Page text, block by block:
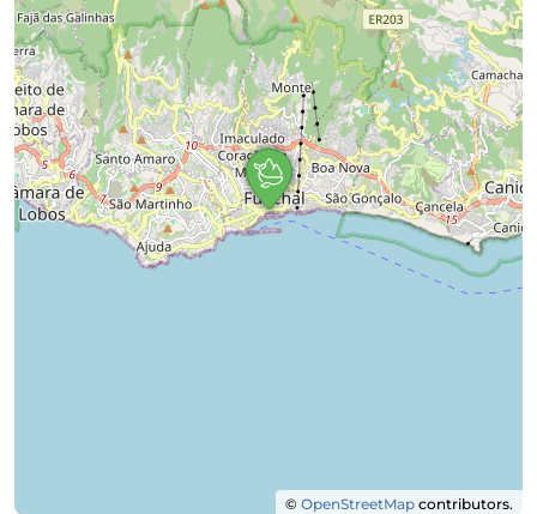
© OpenStreetMap contributors.